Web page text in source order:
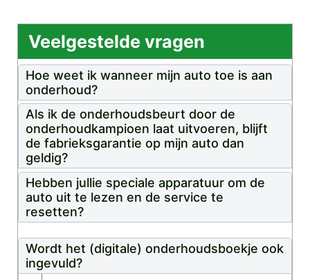
Veelgestelde vragen
Hoe weet ik wanneer mijn auto toe is aan
onderhoud?
Als ik de onderhoudsbeurt door de
onderhoudkampioen laat uitvoeren, blijft
de fabrieksgarantie op mijn auto dan
geldig?
Hebben jullie speciale apparatuur om de
auto uit te lezen en de service te
resetten?
Wordt het (digitale) onderhoudsboekje ook
ingevuld?